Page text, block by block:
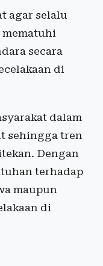
agar selalu
mematuhi
secara
di
dalam
sehingga tren
Dengan
terhadap
maupun
di